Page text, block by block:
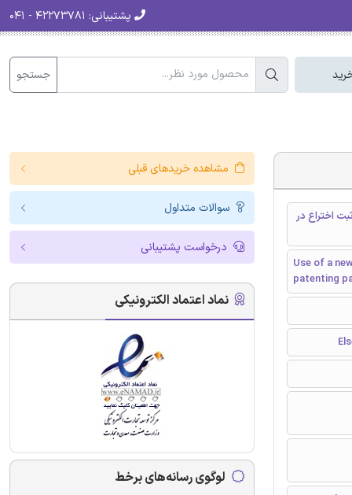
پشتیبانی:
جستجو
اختراع در
Use of a
patenting
مشاهده خریدهای قبلی
سوالات متداول
درخواست پشتیبانی
نماد اعتماد الکترونیکی
لوگوی رسانه‌های برخط